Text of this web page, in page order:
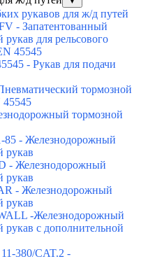
рукавов для ж/д путей
- Запатентованный
рукав для рельсового
45545
- Рукав для подачи
тормозной
45545
тормозной
85 - Железнодорожный
рукав
- Железнодорожный
рукав
- Железнодорожный
рукав
-Железнодорожный
рукав с дополнительной
380/CAT.2 -